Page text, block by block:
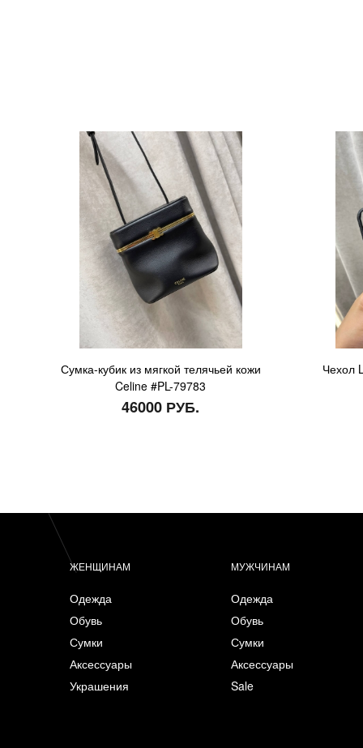
Сумка-кубик из мягкой телячьей кожи
Celine #PL-79783
46000 РУБ.
Чехол
ЖЕНЩИНАМ
Одежда
Обувь
Сумки
Аксессуары
Украшения
МУЖЧИНАМ
Одежда
Обувь
Сумки
Аксессуары
Sale